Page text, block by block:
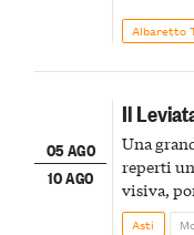
Albaretto
05 AGO
10 AGO
Il
Una
reperti
visiva,
della
Asti